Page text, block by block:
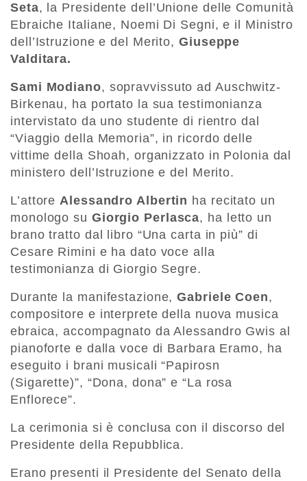
Seta, la Presidente dell’Unione delle Comunità
Ebraiche Italiane, Noemi Di Segni, e il Ministro
dell’Istruzione e del Merito, Giuseppe
Valditara.
Sami Modiano, sopravvissuto ad Auschwitz-
Birkenau, ha portato la sua testimonianza
intervistato da uno studente di rientro dal
“Viaggio della Memoria”, in ricordo delle
vittime della Shoah, organizzato in Polonia dal
ministero dell’Istruzione e del Merito.
L’attoreAlessandro Albertin ha recitato un
monologo su Giorgio Perlasca, ha letto un
brano tratto dal libro “Una carta in più” di
Cesare Rimini e ha dato voce alla
testimonianza di Giorgio Segre.
Durante la manifestazione,Gabriele Coen,
compositore e interprete della nuova musica
ebraica, accompagnato da Alessandro Gwis al
pianoforte e dalla voce di Barbara Eramo, ha
eseguito i brani musicali “Papirosn
(Sigarette)”, “Dona, dona” e “La rosa
Enflorece”.
La cerimonia si è conclusa con il discorso del
Presidente della Repubblica.
Erano presenti il Presidente del Senato della